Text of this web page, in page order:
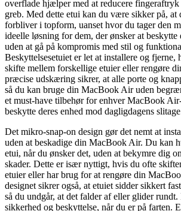
overflade hjælper med at reducere
greb. Med dette etui kan du være sikker på,
forbliver i topform, uanset hvor du tager den
ideelle løsning for dem, der ønsker at beskytte
uden at gå på kompromis med stil og
Beskyttelsesetuiet er let at installere og fjerne,
skifte mellem forskellige etuier eller rengøre
præcise udskæring sikrer, at alle porte og
så du kan bruge din MacBook Air uden
et must-have tilbehør for enhver MacBook
beskytte deres enhed mod dagligdagens
Det mikro-snap-on design gør det nemt at
uden at beskadige din MacBook Air. Du kan
etui, når du ønsker det, uden at bekymre dig
skader. Dette er især nyttigt, hvis du ofte
etuier eller har brug for at rengøre din
designet sikrer også, at etuiet sidder sikkert
så du undgår, at det falder af eller glider rundt.
sikkerhed og beskyttelse, når du er på farten.